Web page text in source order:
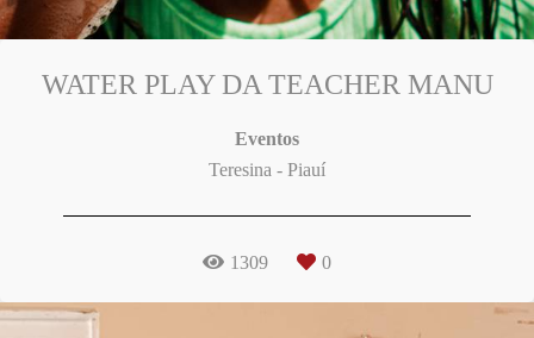
WATER PLAY DA TEACHER MANU
Eventos
Teresina - Piauí
1309 0